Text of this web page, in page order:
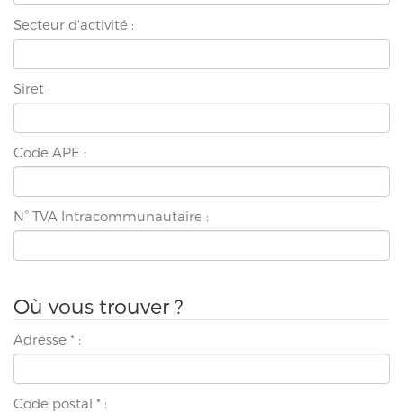
Secteur d'activité :
Siret :
Code APE :
N° TVA Intracommunautaire :
Où vous trouver ?
Adresse * :
Code postal * :